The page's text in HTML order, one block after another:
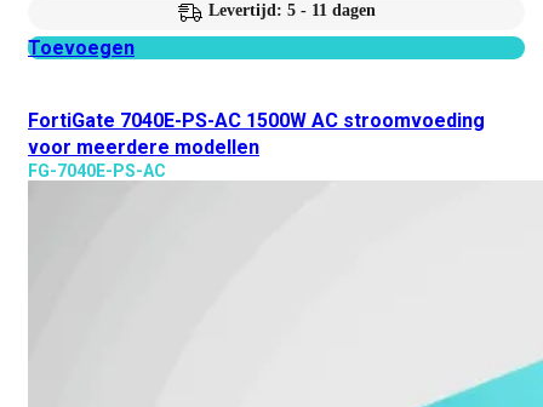
Levertijd: 5 - 11 dagen
Toevoegen
FortiGate 7040E-PS-AC 1500W AC stroomvoeding
voor meerdere modellen
FG-7040E-PS-AC